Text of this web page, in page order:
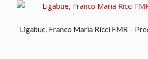
Ligabue, Franco Maria Ricci FMR –